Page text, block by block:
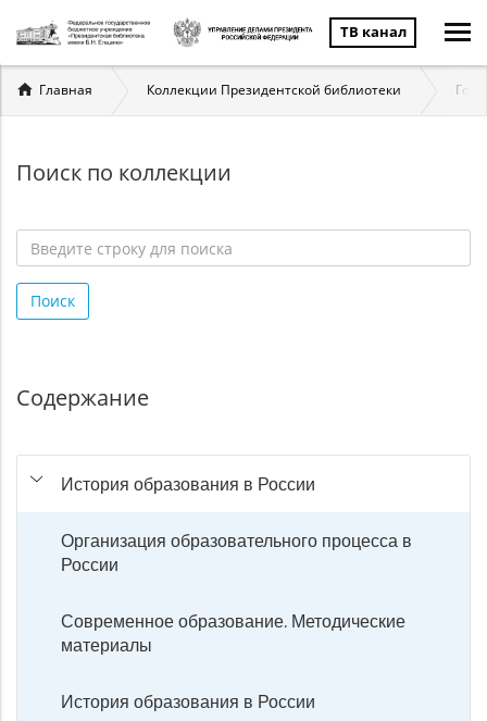
ТВ канал
Вы
здесь
Главная Коллекции Президентской библиотеки
Поиск по коллекции
строку
для
Поиск
Содержание
История образования в России
Организация образовательного процесса в
России
Современное образование. Методические
материалы
История образования в России